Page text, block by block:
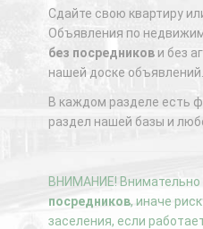
Сдайте свою квартиру
Объявления по
без посредникови без
нашей доске объявлений.
В каждом разделе есть
раздел нашей базы и
ВНИМАНИЕ! Внимательно
посредников, иначе
заселения, если